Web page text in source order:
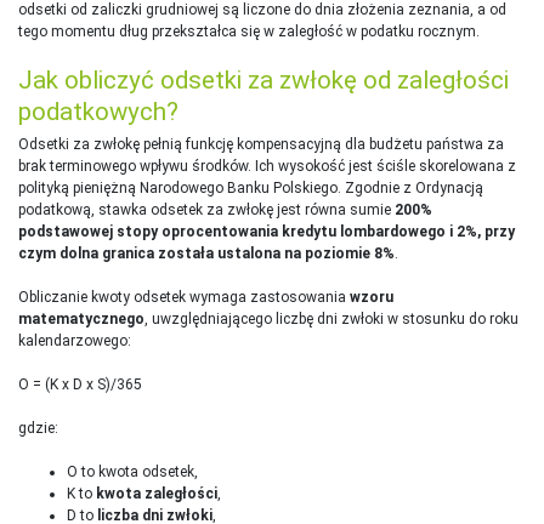
odsetki od zaliczki grudniowej są liczone do dnia złożenia zeznania, a od
tego momentu dług przekształca się w zaległość w podatku rocznym.
Jak obliczyć odsetki za zwłokę od zaległości
podatkowych?
Odsetki za zwłokę pełnią funkcję kompensacyjną dla budżetu państwa za
brak terminowego wpływu środków. Ich wysokość jest ściśle skorelowana z
polityką pieniężną Narodowego Banku Polskiego. Zgodnie z Ordynacją
podatkową, stawka odsetek za zwłokę jest równa sumie 200%
podstawowej stopy oprocentowania kredytu lombardowego i 2%, przy
czym dolna granica została ustalona na poziomie 8%.
Obliczanie kwoty odsetek wymaga zastosowania wzoru
matematycznego, uwzględniającego liczbę dni zwłoki w stosunku do roku
kalendarzowego:
O = (K x D x S)/365
gdzie:
O to kwota odsetek,
K to kwota zaległości,
D to liczba dni zwłoki,